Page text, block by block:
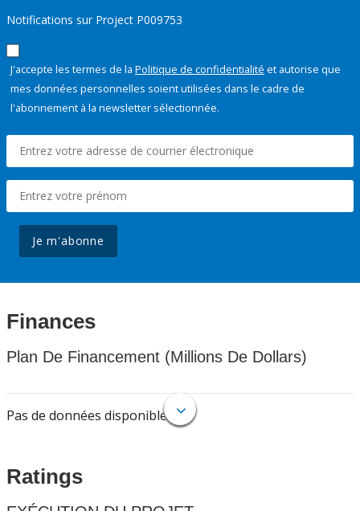
Notifications sur Project P009753
J'accepte les termes de la Politique de confidentialité et autorise que
mes données personnelles soient utilisées dans le cadre de
l'abonnement à la newsletter sélectionnée.
Je m'abonne
Finances
Plan De Financement (Millions De Dollars)
Pas de données disponibles.
Ratings